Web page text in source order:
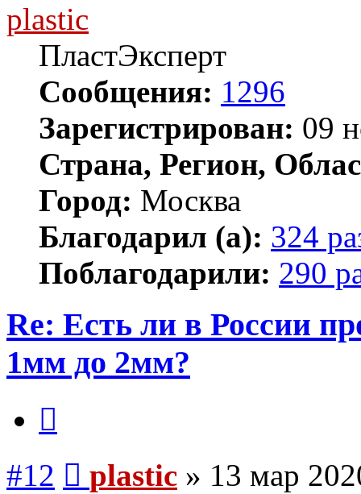
plastic
ПластЭксперт
Сообщения: 1296
Зарегистрирован: 09
Страна, Регион,
Город: Москва
Благодарил (а): 324
Поблагодарили: 290
Re: Есть ли в России
1мм до 2мм?
#12 plastic » 13 мар